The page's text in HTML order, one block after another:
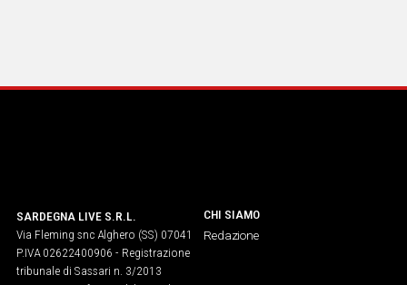
SARDEGNA LIVE S.R.L.
Via Fleming snc Alghero (SS) 07041
P.IVA 02622400906 - Registrazione
tribunale di Sassari n. 3/2013
CHI SIAMO
Redazione